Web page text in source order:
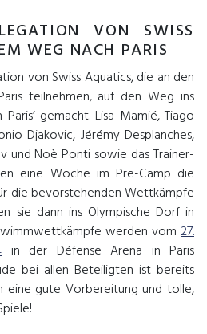
VON SWISS
WEG NACH PARIS
von Swiss Aquatics, die an den
teilnehmen, auf den Weg ins
gemacht. Lisa Mamié, Tiago
Djakovic, Jérémy Desplanches,
und Noè Ponti sowie das Trainer-
eine Woche im Pre-Camp die
die bevorstehenden Wettkämpfe
sie dann ins Olympische Dorf in
werden vom 27.
in der Défense Arena in Paris
bei allen Beteiligten ist bereits
eine gute Vorbereitung und tolle,